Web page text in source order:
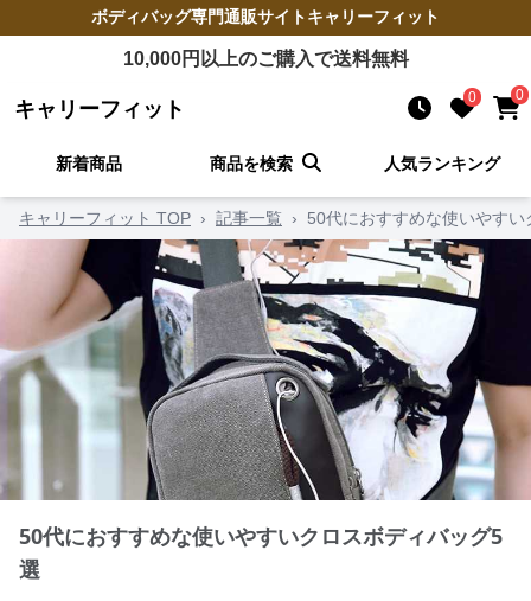
ボディバッグ専門通販サイトキャリーフィット
10,000円以上のご購入で送料無料
キャリーフィット 0 0
新着商品 商品を検索 人気ランキング
キャリーフィット TOP › 記事一覧 › 50代におすすめな使いやす
50代におすすめな使いやすいクロスボディバッグ5
選